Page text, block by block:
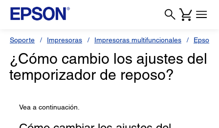
Soporte Impresoras Impresoras multifuncionales Epson
¿Cómo cambio los ajustes del
temporizador de reposo?
Vea a continuación.